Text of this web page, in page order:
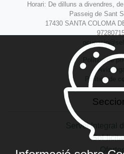
Horari: De dilluns a divendres,
Passeig de Sant
17430 SANTA COLOMA
Política de
Avís legal
Política de
Servei Integral
Ofertes